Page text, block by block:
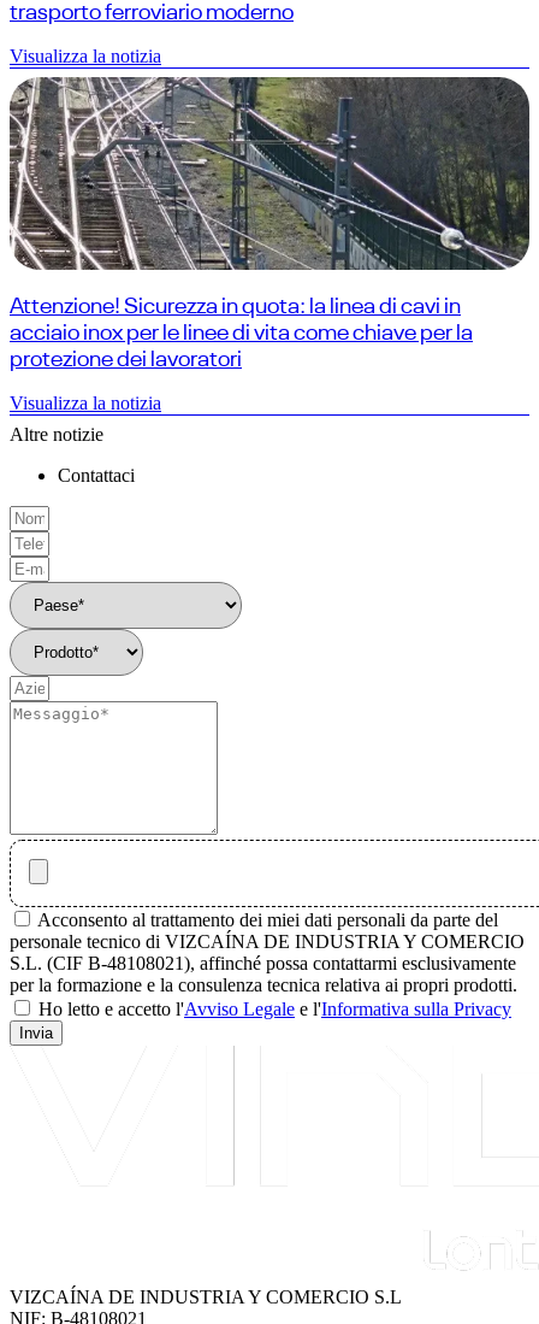
trasporto ferroviario moderno
Visualizza la notizia
Attenzione! Sicurezza in quota: la linea di cavi in
acciaio inox per le linee di vita come chiave per la
protezione dei lavoratori
Visualizza la notizia
Altre notizie
Contattaci
Acconsento al trattamento dei miei dati personali da parte del
personale tecnico di VIZCAÍNA DE INDUSTRIA Y COMERCIO
S.L. (CIF B-48108021), affinché possa contattarmi esclusivamente
per la formazione e la consulenza tecnica relativa ai propri prodotti.
Ho letto e accetto l'Avviso Legale e l'Informativa sulla Privacy
Invia
VIZCAÍNA DE INDUSTRIA Y COMERCIO S.L
NIF: B-48108021